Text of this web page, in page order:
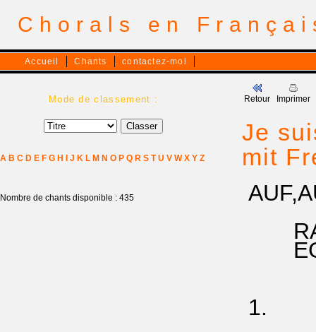
Chorals en
Accueil Chants contactez-moi
Mode de classement :
A B C D E F G H J K L M N O P Q R S T U V W X Y Z
Nombre de chants disponible : 435
Retour Imprimer
Je
mit
RA
EG
1.